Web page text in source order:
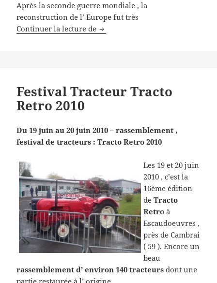
Après la seconde guerre mondiale , la
reconstruction de l’ Europe fut très
Continuer la lecture de Origine des tracteurs Renault
Festival Tracteur Tracto
Retro 2010
Du 19 juin au 20 juin 2010 – rassemblement ,
festival de tracteurs : Tracto Retro 2010
Les 19 et 20 juin
2010 , c’est la
16ème édition
deTracto
Retroà
Escaudoeuvres ,
près de Cambrai
( 59 ). Encore un
beau
rassemblement d’ environ 140 tracteurs dont une